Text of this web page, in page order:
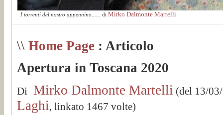
I torrenti del nostro appennino...... di Mirko Dalmonte Martelli
\\ Home Page : Articolo
Apertura in Toscana 2020
Di Mirko Dalmonte Martelli (del 13/
Laghi, linkato 1467 volte)